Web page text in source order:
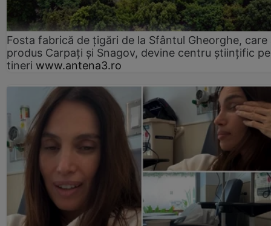
Fosta fabrică de țigări de la Sfântul Gheorghe, care
produs Carpați și Snagov, devine centru științific
tineri www.antena3.ro